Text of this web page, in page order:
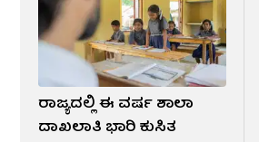
ರಾಜ್ಯದಲ್ಲಿ ಈ ವರ್ಷ ಶಾಲಾ
ದಾಖಲಾತಿ ಭಾರಿ ಕುಸಿತ